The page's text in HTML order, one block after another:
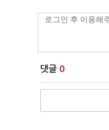
댓글 0